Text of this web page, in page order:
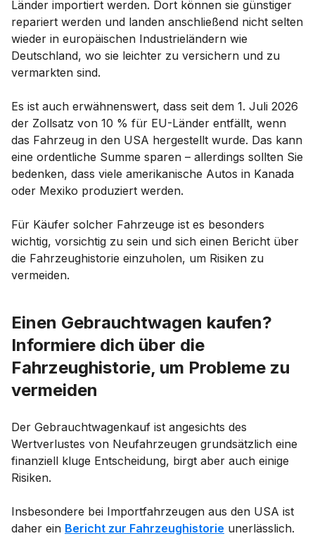
Länder importiert werden. Dort können sie günstiger
repariert werden und landen anschließend nicht selten
wieder in europäischen Industrieländern wie
Deutschland, wo sie leichter zu versichern und zu
vermarkten sind.
Es ist auch erwähnenswert, dass seit dem 1. Juli 2026
der Zollsatz von 10 % für EU-Länder entfällt, wenn
das Fahrzeug in den USA hergestellt wurde. Das kann
eine ordentliche Summe sparen – allerdings sollten Sie
bedenken, dass viele amerikanische Autos in Kanada
oder Mexiko produziert werden.
Für Käufer solcher Fahrzeuge ist es besonders
wichtig, vorsichtig zu sein und sich einen Bericht über
die Fahrzeughistorie einzuholen, um Risiken zu
vermeiden.
Einen Gebrauchtwagen kaufen?
Informiere dich über die
Fahrzeughistorie, um Probleme zu
vermeiden
Der Gebrauchtwagenkauf ist angesichts des
Wertverlustes von Neufahrzeugen grundsätzlich eine
finanziell kluge Entscheidung, birgt aber auch einige
Risiken.
Insbesondere bei Importfahrzeugen aus den USA ist
daher ein Bericht zur Fahrzeughistorie unerlässlich.